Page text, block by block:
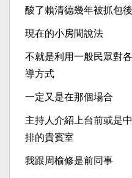
酸了賴清德幾年被抓包
現在的小房間說法
不就是利用一般民眾對
導方式
一定又是在那個場合
主持人介紹上台前或是
排的貴賓室
我跟周榆修是前同事